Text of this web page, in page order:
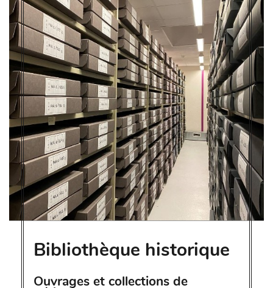
Bibliothèque historique
Ouvrages et collections de